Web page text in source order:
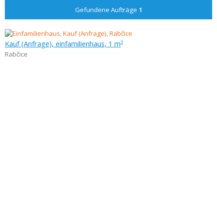
Gefundene Aufträge 1
Kauf (Anfrage), einfamilienhaus, 1 m2
Rabčice